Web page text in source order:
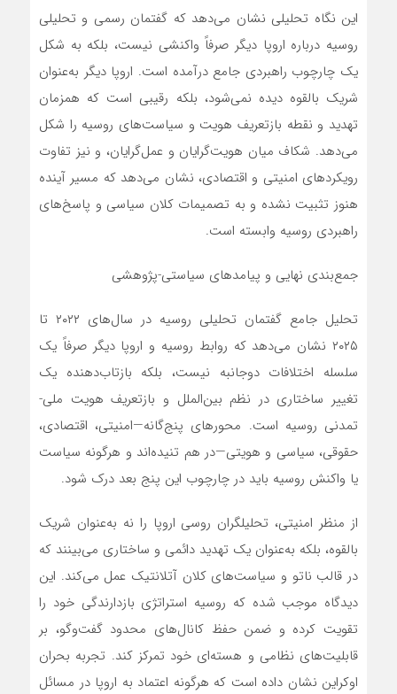
این نگاه تحلیلی نشان می‌دهد که گفتمان رسمی و تحلیلی
روسیه درباره اروپا دیگر صرفاً واکنشی نیست، بلکه به شکل
یک چارچوب راهبردی جامع درآمده است. اروپا دیگر به‌عنوان
شریک بالقوه دیده نمی‌شود، بلکه رقیبی است که همزمان
تهدید و نقطه بازتعریف هویت و سیاست‌های روسیه را شکل
می‌دهد. شکاف میان هویت‌گرایان و عمل‌گرایان، و نیز تفاوت
رویکردهای امنیتی و اقتصادی، نشان می‌دهد که مسیر آینده
هنوز تثبیت نشده و به تصمیمات کلان سیاسی و پاسخ‌های
راهبردی روسیه وابسته است.
جمع‌بندی نهایی و پیامدهای سیاستی-پژوهشی
تحلیل جامع گفتمان تحلیلی روسیه در سال‌های ۲۰۲۲ تا
۲۰۲۵ نشان می‌دهد که روابط روسیه و اروپا دیگر صرفاً یک
سلسله اختلافات دوجانبه نیست، بلکه بازتاب‌دهنده یک
تغییر ساختاری در نظم بین‌الملل و بازتعریف هویت ملی-
تمدنی روسیه است. محورهای پنج‌گانه—امنیتی، اقتصادی،
حقوقی، سیاسی و هویتی—در هم تنیده‌اند و هرگونه سیاست
یا واکنش روسیه باید در چارچوب این پنج بعد درک شود.
از منظر امنیتی، تحلیلگران روسی اروپا را نه به‌عنوان شریک
بالقوه، بلکه به‌عنوان یک تهدید دائمی و ساختاری می‌بینند که
در قالب ناتو و سیاست‌های کلان آتلانتیک عمل می‌کند. این
دیدگاه موجب شده که روسیه استراتژی بازدارندگی خود را
تقویت کرده و ضمن حفظ کانال‌های محدود گفت‌وگو، بر
قابلیت‌های نظامی و هسته‌ای خود تمرکز کند. تجربه بحران
اوکراین نشان داده است که هرگونه اعتماد به اروپا در مسائل